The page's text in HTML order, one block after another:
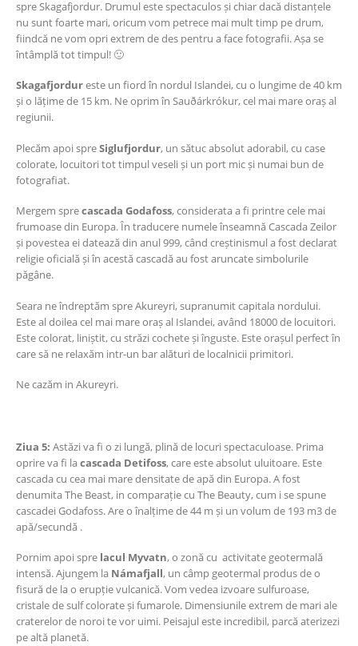
spre Skagafjordur. Drumul este spectaculos și chiar dacă distanțele
nu sunt foarte mari, oricum vom petrece mai mult timp pe drum,
fiindcă ne vom opri extrem de des pentru a face fotografii. Așa se
întâmplă tot timpul! 🙂
Skagafjordureste un fiord în nordul Islandei, cu o lungime de 40 km
și o lățime de 15 km. Ne oprim în Sauðárkrókur, cel mai mare oraș al
regiunii.
Plecăm apoi spreSiglufjordur, un sătuc absolut adorabil, cu case
colorate, locuitori tot timpul veseli și un port mic și numai bun de
fotografiat.
Mergem sprecascada Godafoss, considerata a fi printre cele mai
frumoase din Europa. În traducere numele înseamnă Cascada Zeilor
și povestea ei datează din anul 999, când creștinismul a fost declarat
religie oficială și în acestă cascadă au fost aruncate simbolurile
păgâne.
Seara ne îndreptăm spre Akureyri, supranumit capitala nordului.
Este al doilea cel mai mare oraș al Islandei, având 18000 de locuitori.
Este colorat, liniștit, cu străzi cochete și înguste. Este orașul perfect în
care să ne relaxăm intr-un bar alături de localnicii primitori.
Ne cazăm in Akureyri.
Ziua 5: Astăzi va fi o zi lungă, plină de locuri spectaculoase. Prima
oprire va fi lacascada Detifoss, care este absolut uluitoare. Este
cascada cu cea mai mare densitate de apă din Europa. A fost
denumita The Beast, in comparație cu The Beauty, cum i se spune
cascadei Godafoss. Are o înalțime de 44 m și un volum de 193 m3 de
apă/secundă .
Pornim apoi spre lacul Myvatn, o zonă cu activitate geotermală
intensă. Ajungem la Námafjall, un câmp geotermal produs de o
fisură de la o erupție vulcanică. Vom vedea izvoare sulfuroase,
cristale de sulf colorate și fumarole. Dimensiunile extrem de mari ale
craterelor de noroi te vor uimi. Peisajul este incredibil, parcă aterizezi
pe altă planetă.